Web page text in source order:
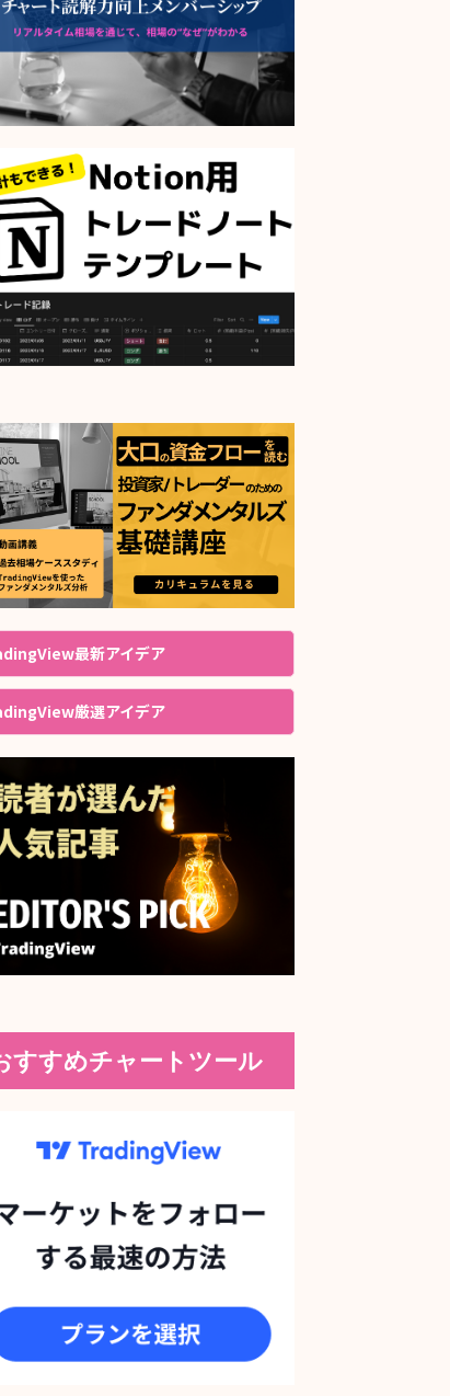
最新アイデア
厳選アイデア
すすめチャートツール